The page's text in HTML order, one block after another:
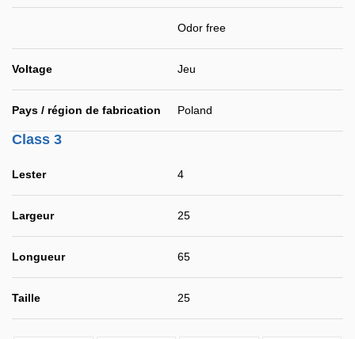
Odor free
Voltage Jeu
Pays / région de fabrication Poland
Class 3
Lester 4
Largeur 25
Longueur 65
Taille 25